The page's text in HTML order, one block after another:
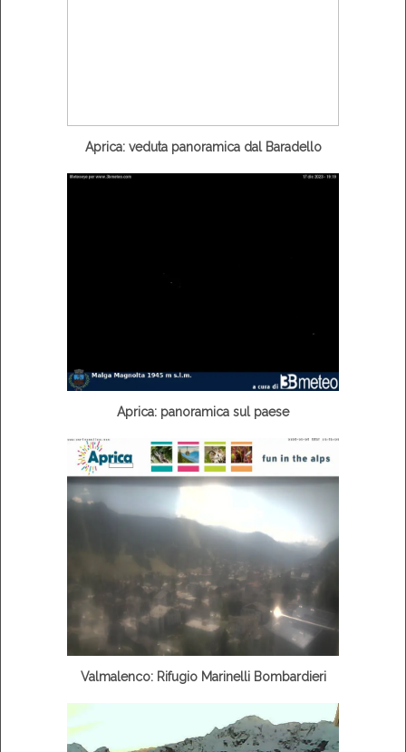
Aprica: veduta panoramica dal Baradello
Aprica: panoramica sul paese
Valmalenco: Rifugio Marinelli Bombardieri